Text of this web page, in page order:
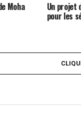
Moha Un projet
pour les